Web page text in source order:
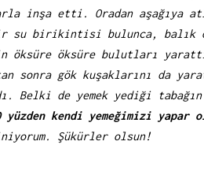
inşa etti. Oradan aşağıya
bir su birikintisi bulunca, balık
öksüre bulutları
sonra gök kuşaklarını da
Belki de yemek yediği
kendi yemeğimizi yapar
Şükürler olsun!